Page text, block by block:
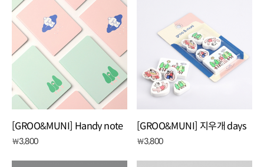
[GROO&MUNI] Handy note
￦3,800
[GROO&MUNI] 지우개 days
￦3,800